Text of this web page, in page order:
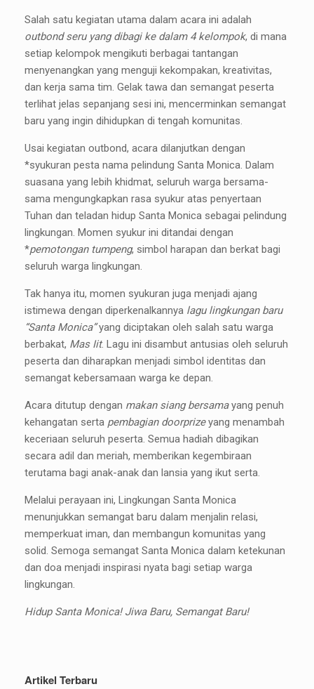
Salah satu kegiatan utama dalam acara ini adalah
outbond seru yang dibagi ke dalam 4 kelompok, di mana
setiap kelompok mengikuti berbagai tantangan
menyenangkan yang menguji kekompakan, kreativitas,
dan kerja sama tim. Gelak tawa dan semangat peserta
terlihat jelas sepanjang sesi ini, mencerminkan semangat
baru yang ingin dihidupkan di tengah komunitas.
Usai kegiatan outbond, acara dilanjutkan dengan
*syukuran pesta nama pelindung Santa Monica. Dalam
suasana yang lebih khidmat, seluruh warga bersama-
sama mengungkapkan rasa syukur atas penyertaan
Tuhan dan teladan hidup Santa Monica sebagai pelindung
lingkungan. Momen syukur ini ditandai dengan
*pemotongan tumpeng, simbol harapan dan berkat bagi
seluruh warga lingkungan.
Tak hanya itu, momen syukuran juga menjadi ajang
istimewa dengan diperkenalkannya lagu lingkungan baru
“Santa Monica”yang diciptakan oleh salah satu warga
berbakat, Mas Iit. Lagu ini disambut antusias oleh seluruh
peserta dan diharapkan menjadi simbol identitas dan
semangat kebersamaan warga ke depan.
Acara ditutup dengan makan siang bersamayang penuh
kehangatan serta pembagian doorprizeyang menambah
keceriaan seluruh peserta. Semua hadiah dibagikan
secara adil dan meriah, memberikan kegembiraan
terutama bagi anak-anak dan lansia yang ikut serta.
Melalui perayaan ini, Lingkungan Santa Monica
menunjukkan semangat baru dalam menjalin relasi,
memperkuat iman, dan membangun komunitas yang
solid. Semoga semangat Santa Monica dalam ketekunan
dan doa menjadi inspirasi nyata bagi setiap warga
lingkungan.
Hidup Santa Monica! Jiwa Baru, Semangat Baru!
Artikel Terbaru